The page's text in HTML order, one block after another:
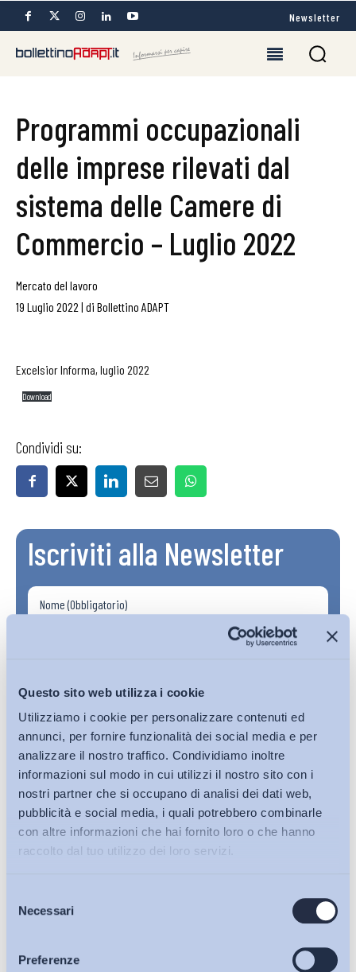
Questo sito web utilizza i cookie
Utilizziamo i cookie per personalizzare contenuti ed
annunci, per fornire funzionalità dei social media e per
analizzare il nostro traffico. Condividiamo inoltre
informazioni sul modo in cui utilizzi il nostro sito con i
nostri partner che si occupano di analisi dei dati web,
pubblicità e social media, i quali potrebbero combinarle
con altre informazioni che hai fornito loro o che hanno
raccolto dal tuo utilizzo dei loro servizi.
delNecessari
Preferenze
Bollettini ADAPT
Articoli
Newsletter
Programmi occupazionali
delle imprese rilevati dal
sistema delle Camere di
Commercio – Luglio 2022
Mercato del lavoro
19 Luglio 2022 | di Bollettino ADAPT
Excelsior Informa, luglio 2022
Download
Condividi su:
Iscriviti alla Newsletter